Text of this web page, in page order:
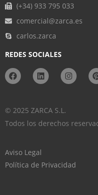
(+34) 933 795 033
comercial@zarca.es
carlos.zarca
REDES SOCIALES
© 2025 ZARCA S.L.
Todos los derechos
Aviso Legal
Política de Privacidad